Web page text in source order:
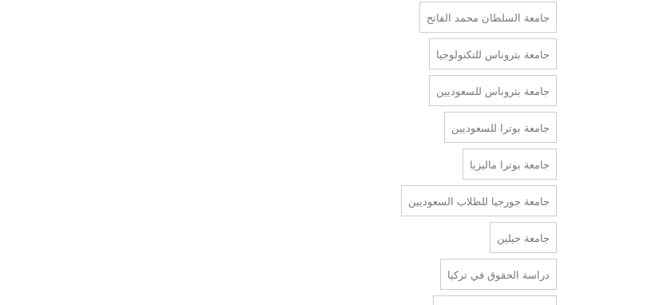
جامعة السلطان محمد الفاتح
جامعة بتروناس للتكنولوجيا
جامعة بتروناس للسعوديين
جامعة بوترا للسعوديين
جامعة بوترا ماليزيا
جامعة جورجيا للطلاب السعوديين
جامعة جيلين
دراسة الحقوق في تركيا